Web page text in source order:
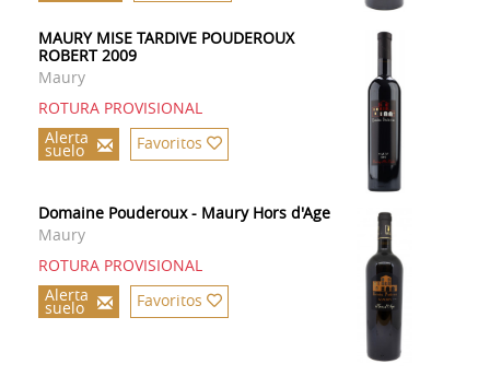
MAURY MISE TARDIVE POUDEROUX
ROBERT 2009
Maury
ROTURA PROVISIONAL
Alerta
suelo Favoritos
Domaine Pouderoux - Maury Hors d'Age
Maury
ROTURA PROVISIONAL
Alerta
suelo Favoritos